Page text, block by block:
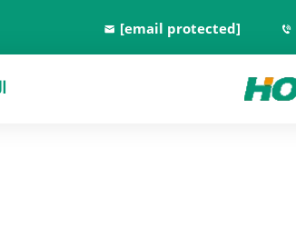
[email protected]